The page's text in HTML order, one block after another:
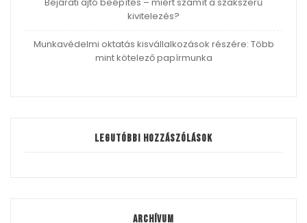
kivitelezés?
Munkavédelmi oktatás kisvállalkozások részére: Több
mint kötelező papírmunka
Legutóbbi hozzászólások
Archívum